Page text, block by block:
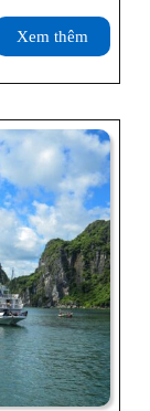
Xem thêm
thêm